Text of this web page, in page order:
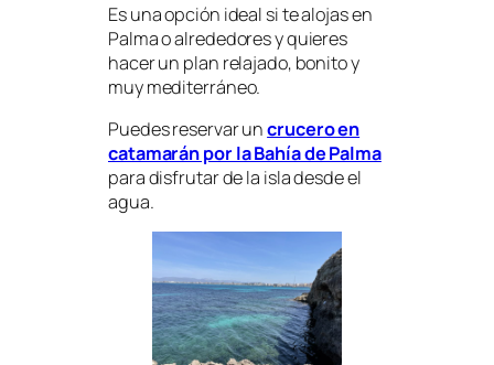
Es una opción ideal si te alojas en
Palma o alrededores y quieres
hacer un plan relajado, bonito y
muy mediterráneo.
Puedes reservar uncrucero en
catamarán por la Bahía de Palma
para disfrutar de la isla desde el
agua.